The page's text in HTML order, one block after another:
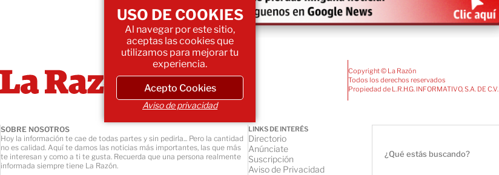
Copyright © La Razón
Todos los derechos reservados
Propiedad de L.R.H.G. INFORMATIVO, S.A. DE C.V.
SOBRE NOSOTROS
Hoy la información te cae de todas partes y sin pedirla... Pero la cantidad
no es calidad. Aquí te damos las noticias más importantes, las que más
te interesan y como a ti te gusta. Recuerda que una persona realmente
informada siempre tiene La Razón.
LINKS DE INTERÉS
Directorio
Anúnciate
Suscripción
Aviso de Privacidad
USO DE COOKIES
Al navegar por este sitio,
aceptas las cookies que
utilizamos para mejorar tu
experiencia.
Acepto Cookies
Aviso de privacidad